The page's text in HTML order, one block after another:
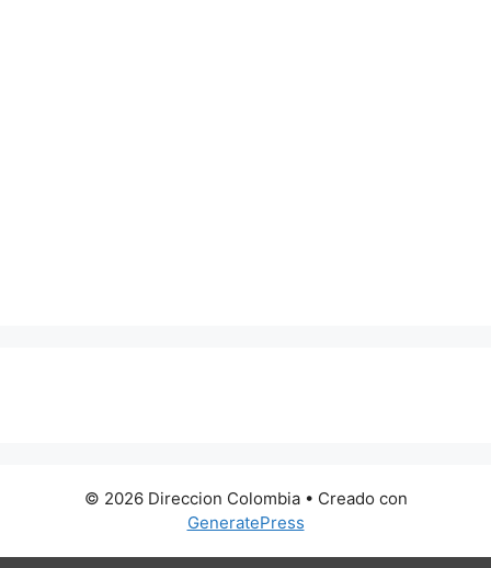
© 2026 Direccion Colombia• Creado con
GeneratePress